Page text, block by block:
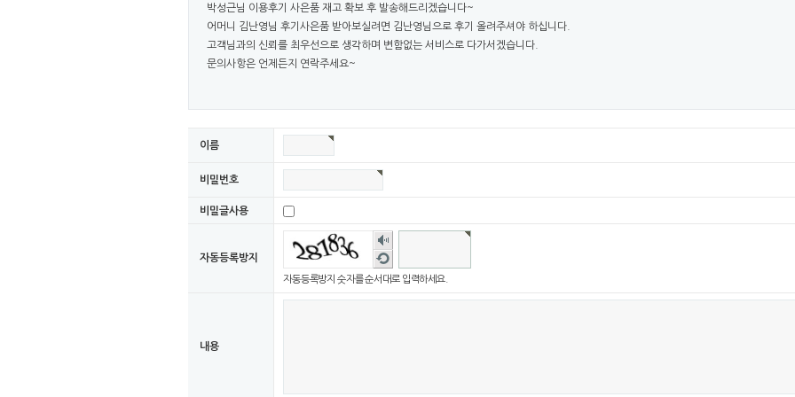
박성근님 이용후기 사은품 재고 확보 후 발송해드리겠습니다~
어머니 김난영님 후기사은품 받아보실려면 김난영님으로 후기 올려주셔야 하십니다.
고객님과의 신뢰를 최우선으로 생각하며 변함없는 서비스로 다가서겠습니다.
문의사항은 언제든지 연락주세요~
이름
비밀번호
비밀글사용
자동등록방지
숫자
음성
듣기
새로
고침
자동등록방지 숫자를 순서대로 입력하세요.
내용